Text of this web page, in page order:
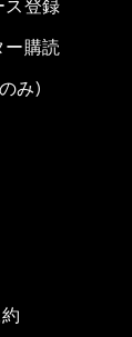
ス登録
ー購読
み)